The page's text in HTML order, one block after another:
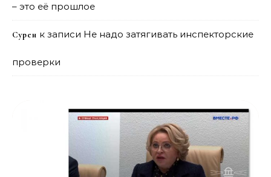
– это её прошлое
Сурен к записи Не надо затягивать инспекторские
проверки